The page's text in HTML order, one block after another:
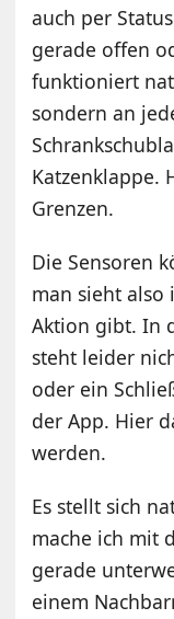
auch per
gerade offen
funktioniert
sondern an
Katzenklappe.
Grenzen.
Die Sensoren
man sieht also
Aktion gibt. In
steht leider
oder ein
der App. Hier
werden.
Es stellt sich
mache ich mit
gerade
einem